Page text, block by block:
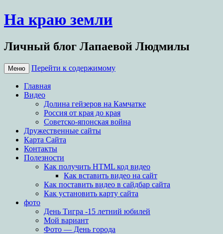
На краю земли
Личный блог Лапаевой Людмилы
Меню Перейти к содержимому
Главная
Видео
Долина гейзеров на Камчатке
Россия от края до края
Советско-японская война
Дружественные сайты
Карта Сайта
Контакты
Полезности
Как получить HTML код видео
Как вставить видео на сайт
Как поставить видео в сайдбар сайта
Как установить карту сайта
фото
День Тигра -15 летний юбилей
Мой вариант
Фото — День города